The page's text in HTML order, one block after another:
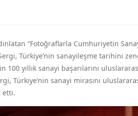
“Fotoğraflarla Cumhuriyetin
Türkiye’nin sanayileşme tarihini
100 yıllık sanayi başarılarını
Türkiye’nin sanayi mirasını
etti.